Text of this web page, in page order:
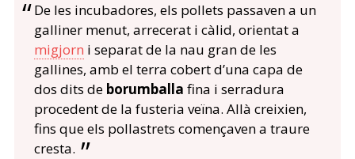
De les incubadores, els pollets passaven a un
galliner menut, arrecerat i càlid, orientat a
migjorn i separat de la nau gran de les
gallines, amb el terra cobert d’una capa de
dos dits de borumballa fina i serradura
procedent de la fusteria veïna. Allà creixien,
fins que els pollastrets començaven a traure
cresta.